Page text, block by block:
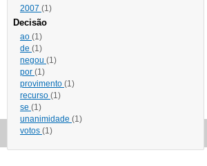
2007 (1)
Decisão
ao (1)
de (1)
negou (1)
por (1)
provimento (1)
recurso (1)
se (1)
unanimidade (1)
votos (1)